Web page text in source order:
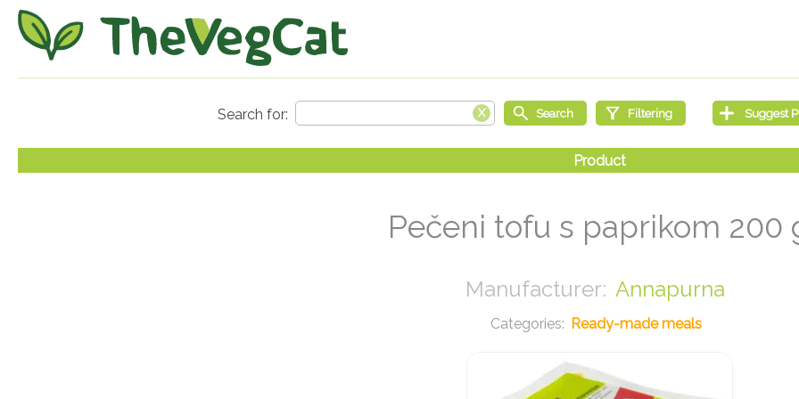
Pečeni tofu s paprikom 200
Annapurna
Ready-made meals